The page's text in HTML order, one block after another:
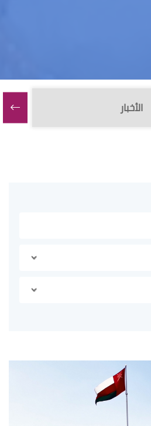
الأخبار